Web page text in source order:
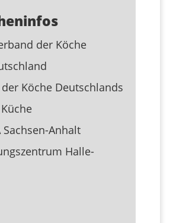
der Köche
Köche Deutschlands
Sachsen-Anhalt
Halle-